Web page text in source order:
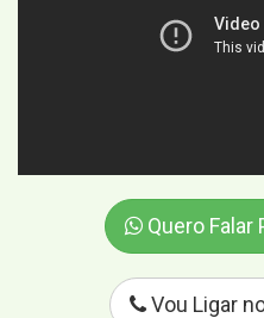
Quero Falar
Vou Ligar